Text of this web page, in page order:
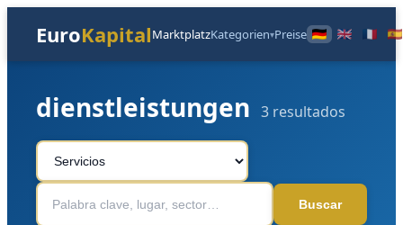
EuroKapitalMarktplatzKategorien▾Preise
dienstleistungen 3 resultados
Buscar